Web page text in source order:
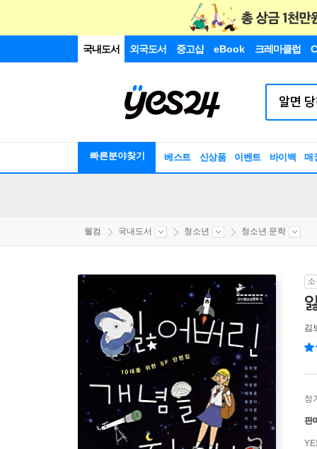
국내도서 외국도서 중고샵 eBook 크레마클럽
빠른분야찾기 베스트 신상품 이벤트 바이백 매
웰컴 국내도서 청소년 청소년 문학
김
정
판